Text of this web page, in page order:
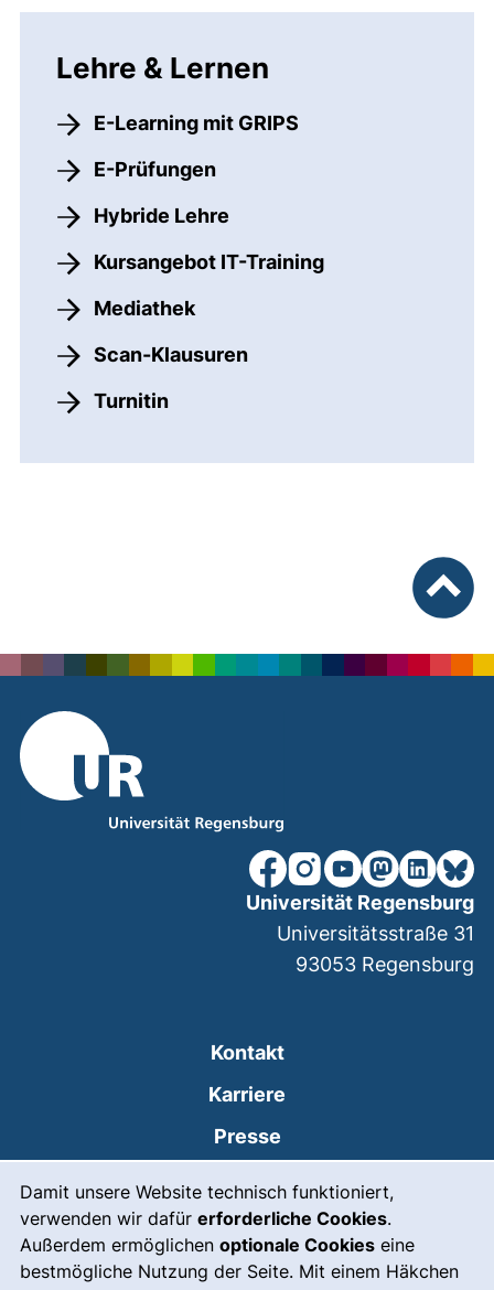
Damit unsere Website technisch funktioniert,
verwenden wir dafür erforderliche Cookies.
Außerdem ermöglichen optionale Cookies eine
bestmögliche Nutzung der Seite. Mit einem Häkchen
Lehre & Lernen
E-Learning mit GRIPS
E-Prüfungen
Hybride Lehre
Kursangebot IT-Training
Mediathek
Scan-Klausuren
Turnitin
unsere Facebook-Seite
unsere Instagram-
unsere YouTube-
unsereunsere
Kontakt
Karriere
Presse
Leichte Sprache
Gebärdensprache
Universität Regensburg
Universitätsstraße 31
93053 Regensburg